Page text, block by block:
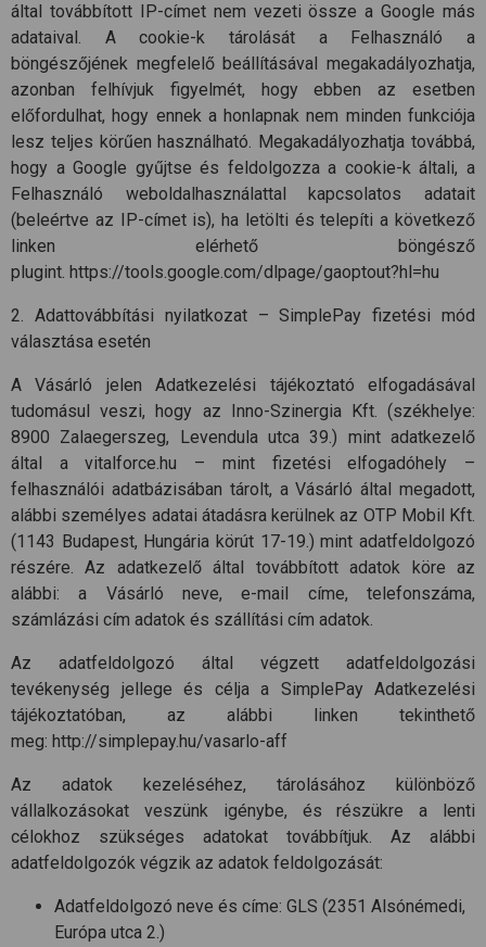
által továbbított IP-címet nem vezeti össze a Google más
adataival. A cookie-k tárolását a Felhasználó a
böngészőjének megfelelő beállításával megakadályozhatja,
azonban felhívjuk figyelmét, hogy ebben az esetben
előfordulhat, hogy ennek a honlapnak nem minden funkciója
lesz teljes körűen használható. Megakadályozhatja továbbá,
hogy a Google gyűjtse és feldolgozza a cookie-k általi, a
Felhasználó weboldalhasználattal kapcsolatos adatait
(beleértve az IP-címet is), ha letölti és telepíti a következő
linken elérhető böngésző
plugint. https://tools.google.com/dlpage/gaoptout?hl=hu
2. Adattovábbítási nyilatkozat – SimplePay fizetési mód
választása esetén
A Vásárló jelen Adatkezelési tájékoztató elfogadásával
tudomásul veszi, hogy az Inno-Szinergia Kft. (székhelye:
8900 Zalaegerszeg, Levendula utca 39.) mint adatkezelő
által a vitalforce.hu – mint fizetési elfogadóhely –
felhasználói adatbázisában tárolt, a Vásárló által megadott,
alábbi személyes adatai átadásra kerülnek az OTP Mobil Kft.
(1143 Budapest, Hungária körút 17-19.) mint adatfeldolgozó
részére. Az adatkezelő által továbbított adatok köre az
alábbi: a Vásárló neve, e-mail címe, telefonszáma,
számlázási cím adatok és szállítási cím adatok.
Az adatfeldolgozó által végzett adatfeldolgozási
tevékenység jellege és célja a SimplePay Adatkezelési
tájékoztatóban, az alábbi linken tekinthető
meg: http://simplepay.hu/vasarlo-aff
Az adatok kezeléséhez, tárolásához különböző
vállalkozásokat veszünk igénybe, és részükre a lenti
célokhoz szükséges adatokat továbbítjuk. Az alábbi
adatfeldolgozók végzik az adatok feldolgozását:
Adatfeldolgozó neve és címe: GLS (2351 Alsónémedi,
Európa utca 2.)